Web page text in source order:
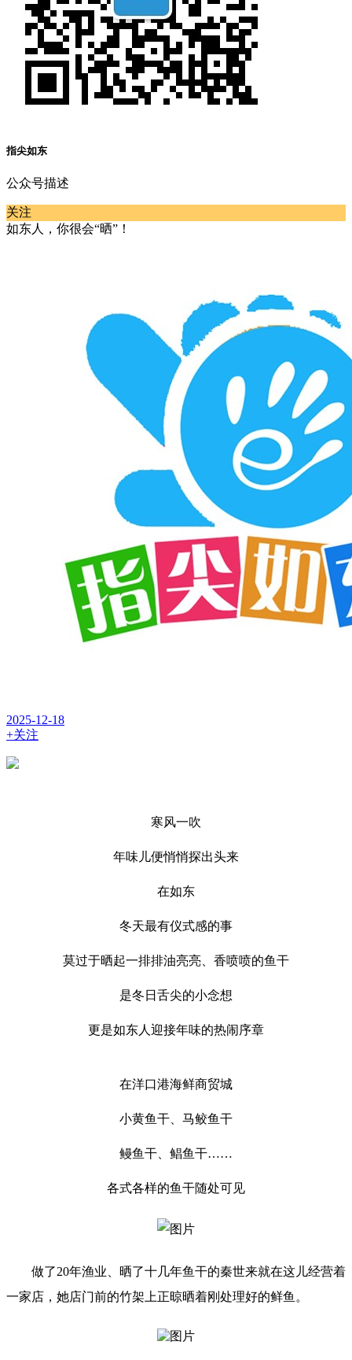
指尖如东
公众号描述
关注
如东人，你很会“晒”！
2025-12-18
+关注
寒风一吹
年味儿便悄悄探出头来
在如东
冬天最有仪式感的事
莫过于晒起一排排油亮亮、香喷喷的鱼干
是冬日舌尖的小念想
更是如东人迎接年味的热闹序章
在洋口港海鲜商贸城
小黄鱼干、马鲛鱼干
鳗鱼干、鲳鱼干……
各式各样的鱼干随处可见
做了20年渔业、晒了十几年鱼干的秦世来就在这儿经营着
一家店，她店门前的竹架上正晾晒着刚处理好的鲜鱼。